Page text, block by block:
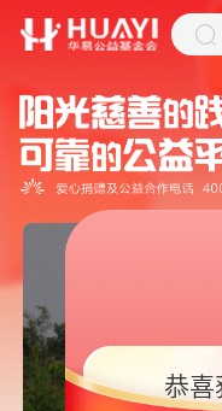
恭喜